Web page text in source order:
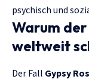
psychisch und
Warum der
weltweit
Der Fall Gypsy